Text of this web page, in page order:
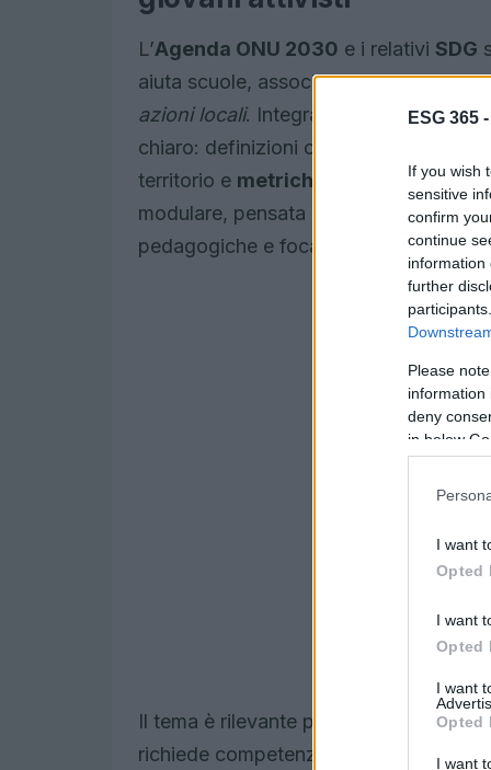
ESG 365 -
If you wish
sensitive
confirm
continue
information
further
Please
information
deny
in below
I want
Opted
I want
Opted
I want
Opted
I want
L’Agenda ONU 2030 e i relativi SDG
aiuta scuole, associazioni e gruppi
azioni locali. Integrare gli obiettivi
chiaro: definizioni condivise,
territorio e metriche
per valutare i
modulare, pensata per essere
pedagogiche e focalizzazione
Il tema è rilevante perché
richiede competenze, comportamenti